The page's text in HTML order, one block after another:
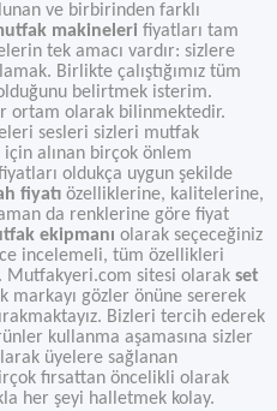
ve birbirinden farklı
makineleri fiyatları tam
tek amacı vardır: sizlere
Birlikte çalıştığımız tüm
belirtmek isterim.
ortam olarak bilinmektedir.
sesleri sizleri mutfak
alınan birçok önlem
oldukça uygun şekilde
fiyatı özelliklerine, kalitelerine,
da renklerine göre fiyat
ekipmanı olarak seçeceğiniz
incelemeli, tüm özellikleri
Mutfakyeri.com sitesi olarak set
markayı gözler önüne sererek
Bizleri tercih ederek
kullanma aşamasına sizler
üyelere sağlanan
fırsattan öncelikli olarak
her şeyi halletmek kolay.